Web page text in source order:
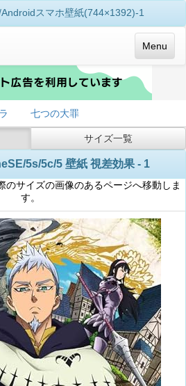
スマホ壁紙(744×1392)-1
Menu
七つの大罪
サイズ一覧
5s/5c/5 壁紙 視差効果 - 1
サイズの画像のあるページへ移動しま
す。